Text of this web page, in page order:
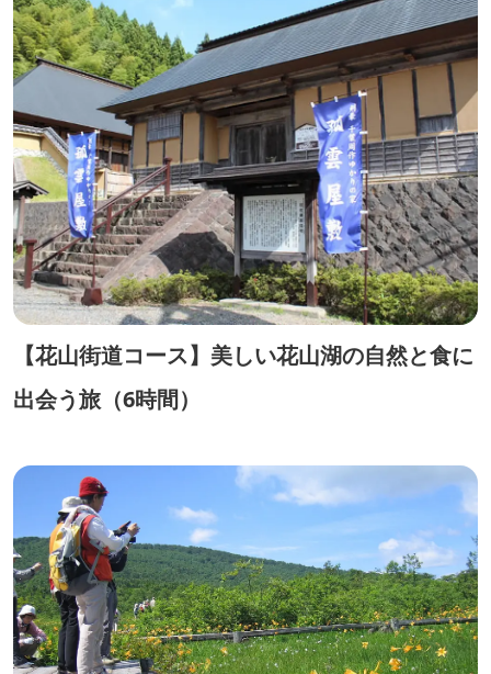
【花山街道コース】美しい花山湖の自然と食に
出会う旅（6時間）